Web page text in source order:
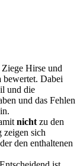
Hirse und
bewertet. Dabei
und die
und das Fehlen
nicht zu den
zeigen sich
den enthaltenen